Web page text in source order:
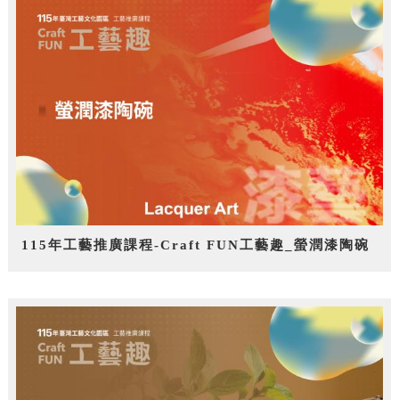
115年工藝推廣課程-Craft FUN工藝趣_螢潤漆陶碗